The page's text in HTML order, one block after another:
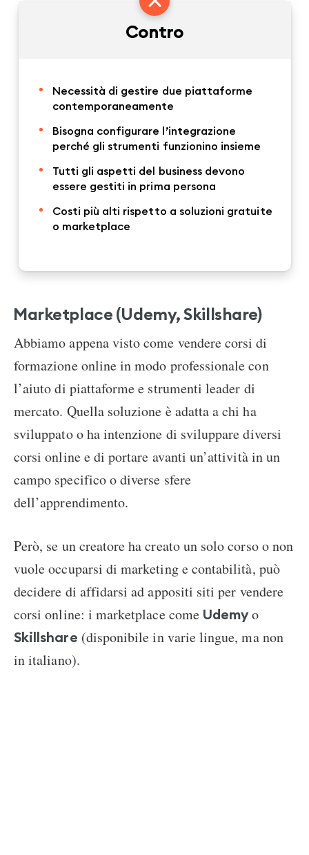
Contro
Necessità di gestire due piattaforme
contemporaneamente
Bisogna configurare l’integrazione
perché gli strumenti funzionino insieme
Tutti gli aspetti del business devono
essere gestiti in prima persona
Costi più alti rispetto a soluzioni gratuite
o marketplace
Marketplace (Udemy, Skillshare)
Abbiamo appena visto come vendere corsi di
formazione online in modo professionale con
l’aiuto di piattaforme e strumenti leader di
mercato. Quella soluzione è adatta a chi ha
sviluppato o ha intenzione di sviluppare diversi
corsi online e di portare avanti un’attività in un
campo specifico o diverse sfere
dell’apprendimento.
Però, se un creatore ha creato un solo corso o non
vuole occuparsi di marketing e contabilità, può
decidere di affidarsi ad appositi siti per vendere
corsi online: i marketplace come Udemyo
Skillshare (disponibile in varie lingue, ma non
in italiano).